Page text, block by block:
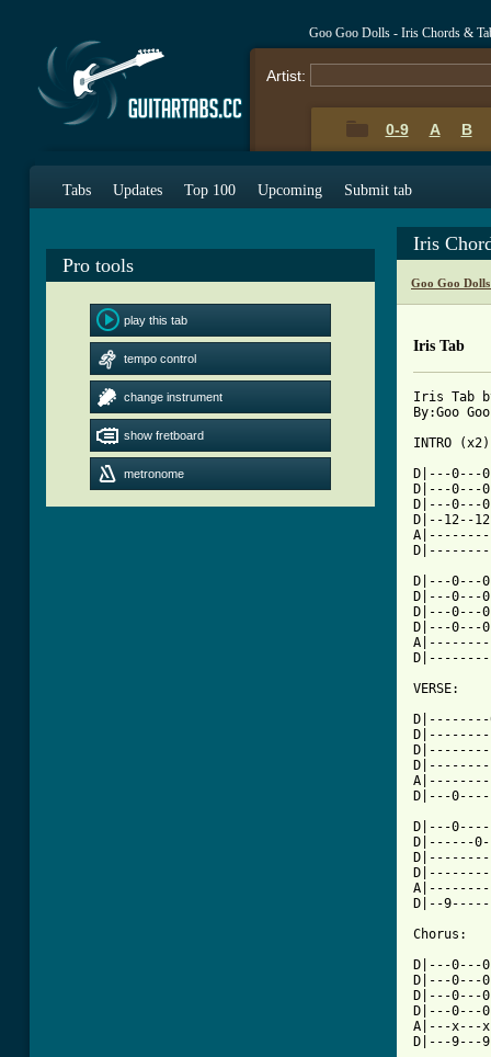
Goo Goo Dolls - Iris Chords &
Artist:
0-9 A B
Tabs Updates Top 100 Upcoming Submit tab
Pro tools
play this tab
tempo control
change instrument
show fretboard
metronome
Iris
Goo Goo
Iris Tab
Iris Tab
By:Goo
INTRO
D|---0---
D|---0---
D|---0---
D|--12--
D|---0---
D|---0---
D|---0---
D|---0---
VERSE:
D|---
D|---
D|------
D|--
Chorus:
D|---0---
D|---0---
D|---0---
D|---0---
A|---x---
D|---9---